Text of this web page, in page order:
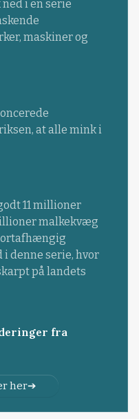
i en serie
maskiner og
at alle mink i
11 millioner
malkekvæg
denne serie, hvor
på landets
fra
her